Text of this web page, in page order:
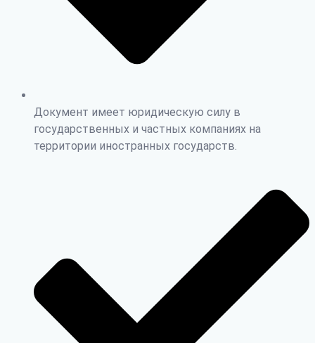
Документ имеет юридическую силу в
государственных и частных компаниях на
территории иностранных государств.